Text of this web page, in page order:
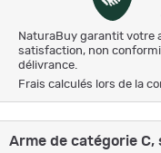
NaturaBuy garantit votre
satisfaction, non
délivrance.
Frais calculés lors de la
Arme de catégorie C,